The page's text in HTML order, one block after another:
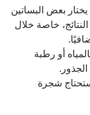
بعض البساتين
خاصة خلال
أو رطبة
شجرة